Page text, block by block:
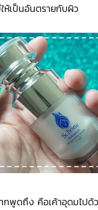
ห้เป็นอันตรายกับผิว
กพูดถึง คือเค้าอุดมไปด้